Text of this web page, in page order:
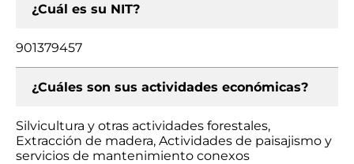
¿Cuál es su NIT?
901379457
¿Cuáles son sus actividades económicas?
Silvicultura y otras actividades forestales,
Extracción de madera, Actividades de paisajismo y
servicios de mantenimiento conexos